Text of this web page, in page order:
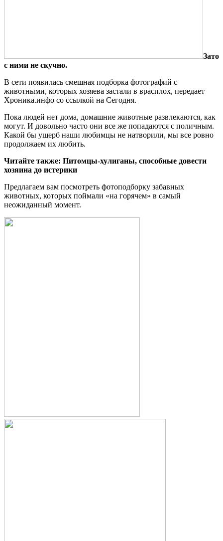
Зато
с ними не скучно.
В сети появилась смешная подборка фотографий с
животными, которых хозяева застали в врасплох, передает
Хроника.инфо со ссылкой на Сегодня.
Пока людей нет дома, домашние животные развлекаются, как
могут. И довольно часто они все же попадаются с поличным.
Какой бы ущерб наши любимцы не натворили, мы все ровно
продолжаем их любить.
Читайте также: Питомцы-хулиганы, способные довести
хозяина до истерики
Предлагаем вам посмотреть фотоподборку забавных
животных, которых поймали «на горячем» в самый
неожиданный момент.